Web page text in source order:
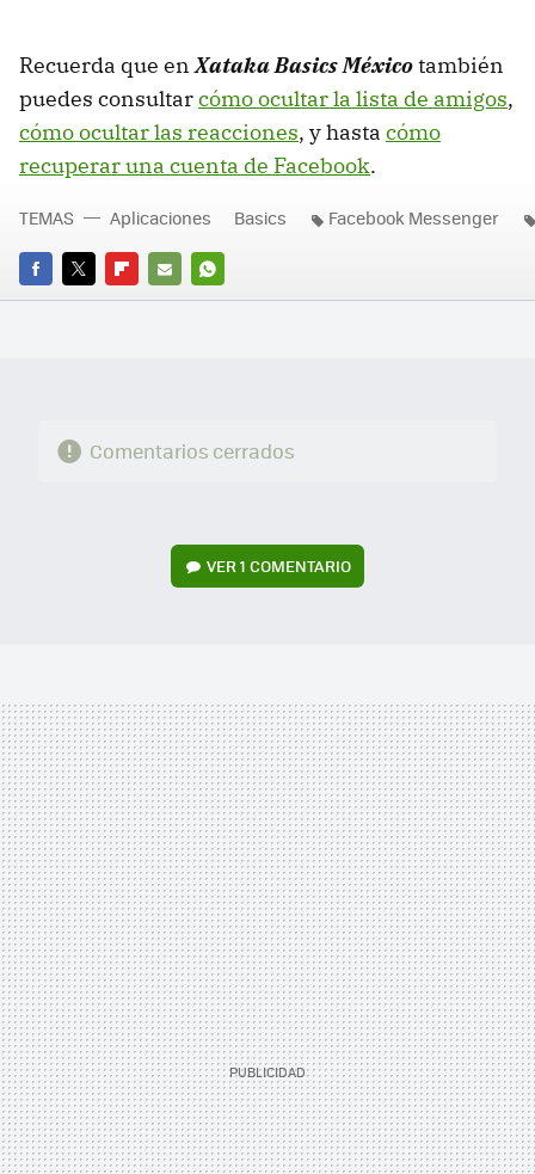
Recuerda que enXataka Basics Méxicotambién
puedes consultarcómo ocultar la lista de amigos,
cómo ocultar las reacciones, y hasta cómo
recuperar una cuenta de Facebook.
FACEBOOK
TWITTERFLIPBOARD
E-
WHATSAPP
TEMAS Aplicaciones Basics Facebook Messenger
Comentarios cerrados
VER1 COMENTARIO